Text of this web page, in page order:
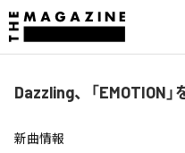
Dazzling、「EMOTION
新曲情報